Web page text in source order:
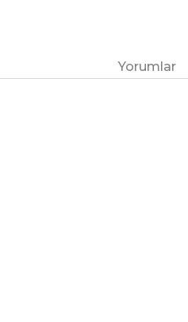
Yorumlar